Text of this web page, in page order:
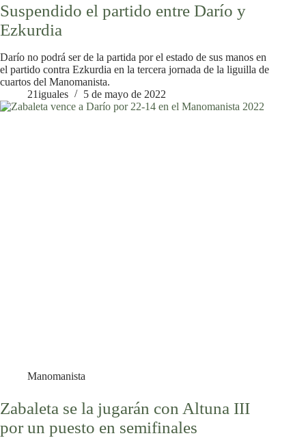
Suspendido el partido entre Darío y
Ezkurdia
Darío no podrá ser de la partida por el estado de sus manos en
el partido contra Ezkurdia en la tercera jornada de la liguilla de
cuartos del Manomanista.
21iguales
5 de mayo de 2022
Manomanista
Zabaleta se la jugarán con Altuna III
por un puesto en semifinales